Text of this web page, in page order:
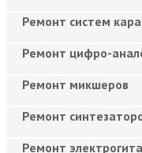
Ремонт систем
Ремонт цифро-
Ремонт микшеров
Ремонт
Ремонт